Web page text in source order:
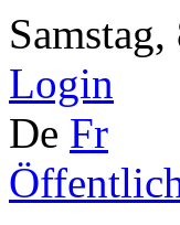
Login
De Fr